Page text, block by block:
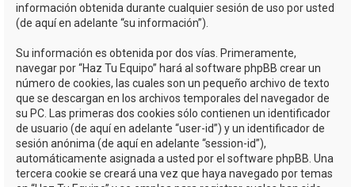
información obtenida durante cualquier sesión de uso por usted
(de aquí en adelante “su información”).
Su información es obtenida por dos vías. Primeramente,
navegar por “Haz Tu Equipo” hará al software phpBB crear un
número de cookies, las cuales son un pequeño archivo de texto
que se descargan en los archivos temporales del navegador de
su PC. Las primeras dos cookies sólo contienen un identificador
de usuario (de aquí en adelante “user-id”) y un identificador de
sesión anónima (de aquí en adelante “session-id”),
automáticamente asignada a usted por el software phpBB. Una
tercera cookie se creará una vez que haya navegado por temas